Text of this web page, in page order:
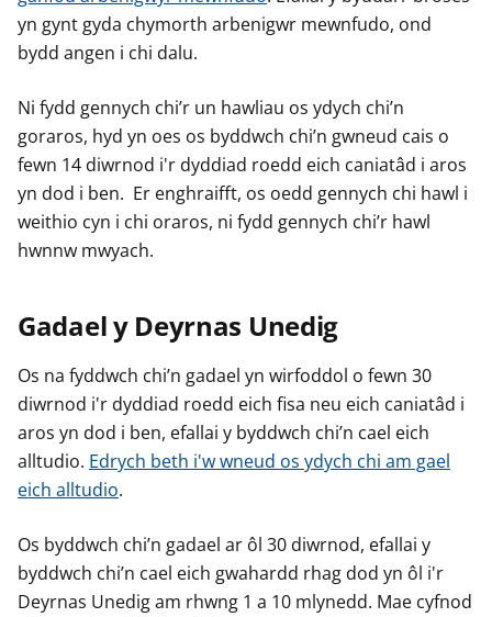
yn gynt gyda chymorth arbenigwr mewnfudo, ond
bydd angen i chi dalu.
Ni fydd gennych chi’r un hawliau os ydych chi’n
goraros, hyd yn oes os byddwch chi’n gwneud cais o
fewn 14 diwrnod i'r dyddiad roedd eich caniatâd i aros
yn dod i ben. Er enghraifft, os oedd gennych chi hawl i
weithio cyn i chi oraros, ni fydd gennych chi’r hawl
hwnnw mwyach.
Gadael y Deyrnas Unedig
Os na fyddwch chi’n gadael yn wirfoddol o fewn 30
diwrnod i'r dyddiad roedd eich fisa neu eich caniatâd i
aros yn dod i ben, efallai y byddwch chi’n cael eich
alltudio. Edrych beth i'w wneud os ydych chi am gael
eich alltudio.
Os byddwch chi’n gadael ar ôl 30 diwrnod, efallai y
byddwch chi’n cael eich gwahardd rhag dod yn ôl i'r
Deyrnas Unedig am rhwng 1 a 10 mlynedd. Mae cyfnod